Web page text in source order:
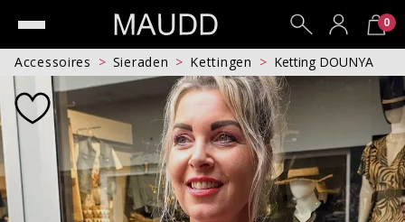
0
Accessoires Sieraden Kettingen Ketting DOUNYA